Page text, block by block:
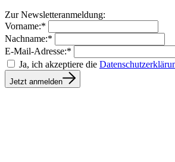
Zur Newsletteranmeldung:
Vorname:*
Nachname:*
E-Mail-Adresse:*
Ja, ich akzeptiere die
Jetzt anmelden